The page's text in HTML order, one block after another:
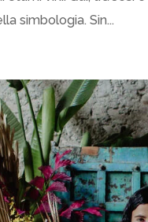
simbologia. Sin...